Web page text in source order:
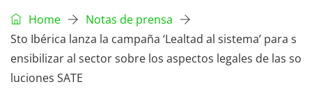
Home
Notas de prensa
Sto Ibérica lanza la campaña ‘Lealtad al sistema’ para s
ensibilizar al sector sobre los aspectos legales de las so
luciones SATE